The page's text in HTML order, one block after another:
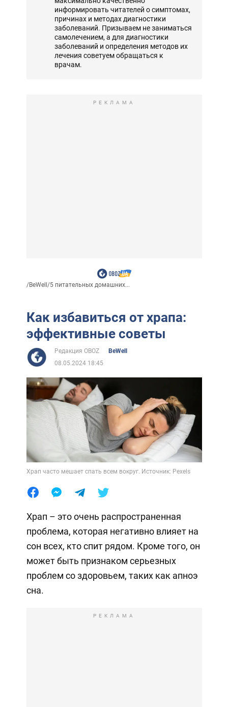
информировать читателей о симптомах,
причинах и методах диагностики
заболеваний. Призываем не заниматься
самолечением, а для диагностики
заболеваний и определения методов их
лечения советуем обращаться к
врачам.
РЕКЛАМА
/BeWell /5 питательных домашних...
Как избавиться от храпа:
эффективные советы
Редакция OBOZ
BeWell
08.05.2024 18:45
Храп часто мешает спать всем вокруг. Источник: Pexels
Храп – это очень распространенная
проблема, которая негативно влияет на
сон всех, кто спит рядом. Кроме того, он
может быть признаком серьезных
проблем со здоровьем, таких как апноэ
сна.
РЕКЛАМА